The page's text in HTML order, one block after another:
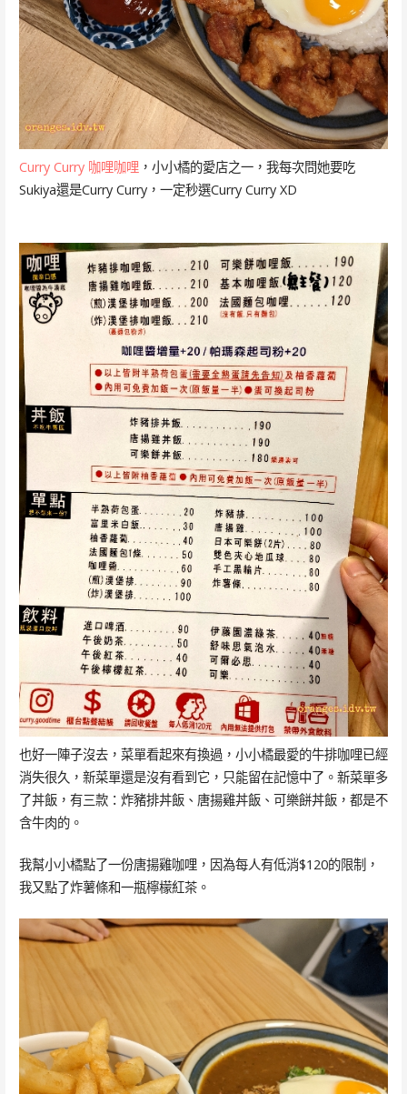
Curry Curry 咖哩咖哩，小小橘的愛店之一，我每次問她要吃
Sukiya還是Curry Curry，一定秒選Curry Curry XD
也好一陣子沒去，菜單看起來有換過，小小橘最愛的牛排咖哩已經
消失很久，新菜單還是沒有看到它，只能留在記憶中了。新菜單多
了丼飯，有三款：炸豬排丼飯、唐揚雞丼飯、可樂餅丼飯，都是不
含牛肉的。
我幫小小橘點了一份唐揚雞咖哩，因為每人有低消$120的限制，
我又點了炸薯條和一瓶檸檬紅茶。